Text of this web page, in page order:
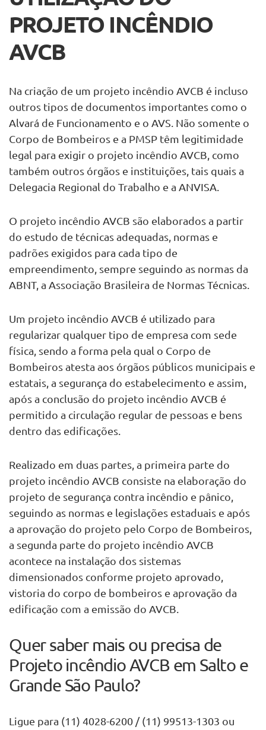
PROJETO INCÊNDIO
AVCB
Na criação de um projeto incêndio AVCB é incluso
outros tipos de documentos importantes como o
Alvará de Funcionamento e o AVS. Não somente o
Corpo de Bombeiros e a PMSP têm legitimidade
legal para exigir o projeto incêndio AVCB, como
também outros órgãos e instituições, tais quais a
Delegacia Regional do Trabalho e a ANVISA.
O projeto incêndio AVCB são elaborados a partir
do estudo de técnicas adequadas, normas e
padrões exigidos para cada tipo de
empreendimento, sempre seguindo as normas da
ABNT, a Associação Brasileira de Normas Técnicas.
Um projeto incêndio AVCB é utilizado para
regularizar qualquer tipo de empresa com sede
física, sendo a forma pela qual o Corpo de
Bombeiros atesta aos órgãos públicos municipais e
estatais, a segurança do estabelecimento e assim,
após a conclusão do projeto incêndio AVCB é
permitido a circulação regular de pessoas e bens
dentro das edificações.
Realizado em duas partes, a primeira parte do
projeto incêndio AVCB consiste na elaboração do
projeto de segurança contra incêndio e pânico,
seguindo as normas e legislações estaduais e após
a aprovação do projeto pelo Corpo de Bombeiros,
a segunda parte do projeto incêndio AVCB
acontece na instalação dos sistemas
dimensionados conforme projeto aprovado,
vistoria do corpo de bombeiros e aprovação da
edificação com a emissão do AVCB.
Quer saber mais ou precisa de
Projeto incêndio AVCB em Salto e
Grande São Paulo?
Ligue para (11) 4028-6200 / (11) 99513-1303 ou